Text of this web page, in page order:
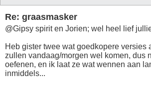
Re: graasmasker
@Gipsy spirit en Jorien; wel heel lief
Heb gister twee wat goedkopere versies
zullen vandaag/morgen wel komen, dus
oefenen, en ik laat ze wat wennen aan
inmiddels...